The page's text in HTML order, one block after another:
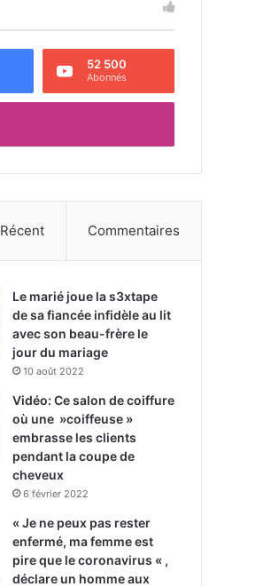
52 500
Abonnés
Récent Commentaires
Le marié joue la s3xtape
de sa fiancée infidèle au lit
avec son beau-frère le
jour du mariage
10 août 2022
Vidéo: Ce salon de coiffure
où une »coiffeuse »
embrasse les clients
pendant la coupe de
cheveux
6 février 2022
« Je ne peux pas rester
enfermé, ma femme est
pire que le coronavirus « ,
déclare un homme aux